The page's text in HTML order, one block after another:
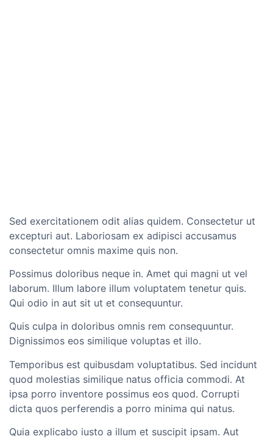
Sed exercitationem odit alias quidem. Consectetur ut
excepturi aut. Laboriosam ex adipisci accusamus
consectetur omnis maxime quis non.
Possimus doloribus neque in. Amet qui magni ut vel
laborum. Illum labore illum voluptatem tenetur quis.
Qui odio in aut sit ut et consequuntur.
Quis culpa in doloribus omnis rem consequuntur.
Dignissimos eos similique voluptas et illo.
Temporibus est quibusdam voluptatibus. Sed incidunt
quod molestias similique natus officia commodi. At
ipsa porro inventore possimus eos quod. Corrupti
dicta quos perferendis a porro minima qui natus.
Quia explicabo iusto a illum et suscipit ipsam. Aut